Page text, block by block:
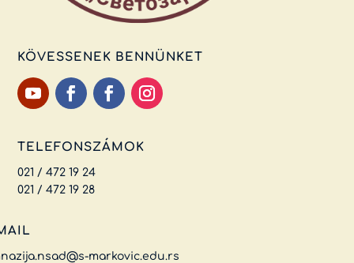
KÖVESSENEK BENNÜNKET
TELEFONSZÁMOK
021 / 472 19 24
021 / 472 19 28
markovic.edu.rs